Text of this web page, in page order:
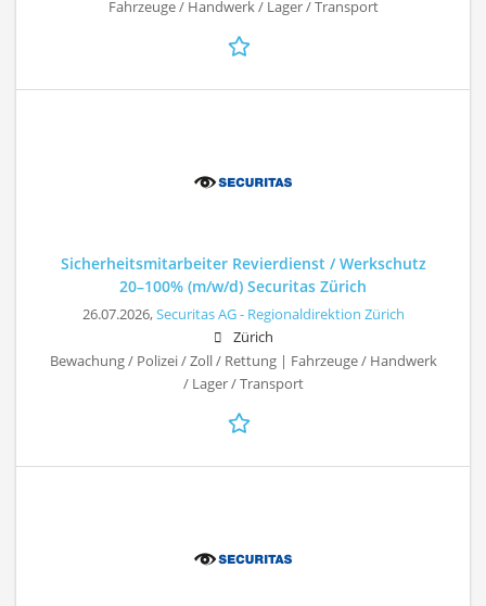
Fahrzeuge / Handwerk / Lager / Transport
Sicherheitsmitarbeiter Revierdienst / Werkschutz
20–100% (m/w/d) Securitas Zürich
26.07.2026,Securitas AG - Regionaldirektion Zürich
Zürich
Bewachung / Polizei / Zoll / Rettung | Fahrzeuge / Handwerk
/ Lager / Transport